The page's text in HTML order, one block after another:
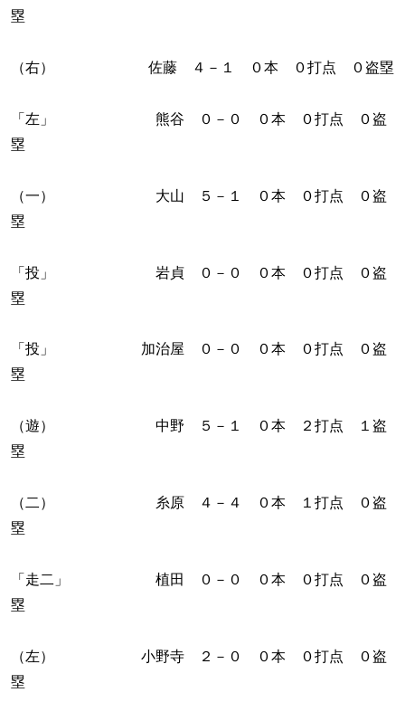
塁
（右） 佐藤 ４－１ ０本 ０打点 ０盗塁
「左」 熊谷 ０－０ ０本 ０打点 ０盗
塁
（一） 大山 ５－１ ０本 ０打点 ０盗
塁
「投」 岩貞 ０－０ ０本 ０打点 ０盗
塁
「投」 加治屋 ０－０ ０本 ０打点 ０盗
塁
（遊） 中野 ５－１ ０本 ２打点 １盗
塁
（二） 糸原 ４－４ ０本 １打点 ０盗
塁
「走二」 植田 ０－０ ０本 ０打点 ０盗
塁
（左） 小野寺 ２－０ ０本 ０打点 ０盗
塁